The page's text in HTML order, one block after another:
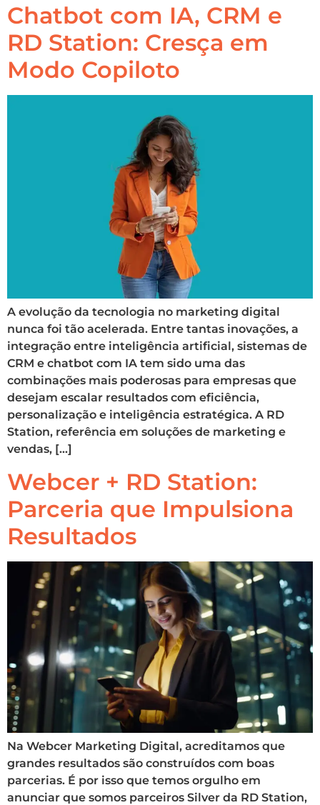
Chatbot com IA, CRM e
RD Station: Cresça em
Modo Copiloto
A evolução da tecnologia no marketing digital
nunca foi tão acelerada. Entre tantas inovações, a
integração entre inteligência artificial, sistemas de
CRM e chatbot com IA tem sido uma das
combinações mais poderosas para empresas que
desejam escalar resultados com eficiência,
personalização e inteligência estratégica. A RD
Station, referência em soluções de marketing e
vendas, […]
Webcer + RD Station:
Parceria que Impulsiona
Resultados
Na Webcer Marketing Digital, acreditamos que
grandes resultados são construídos com boas
parcerias. É por isso que temos orgulho em
anunciar que somos parceiros Silver da RD Station,